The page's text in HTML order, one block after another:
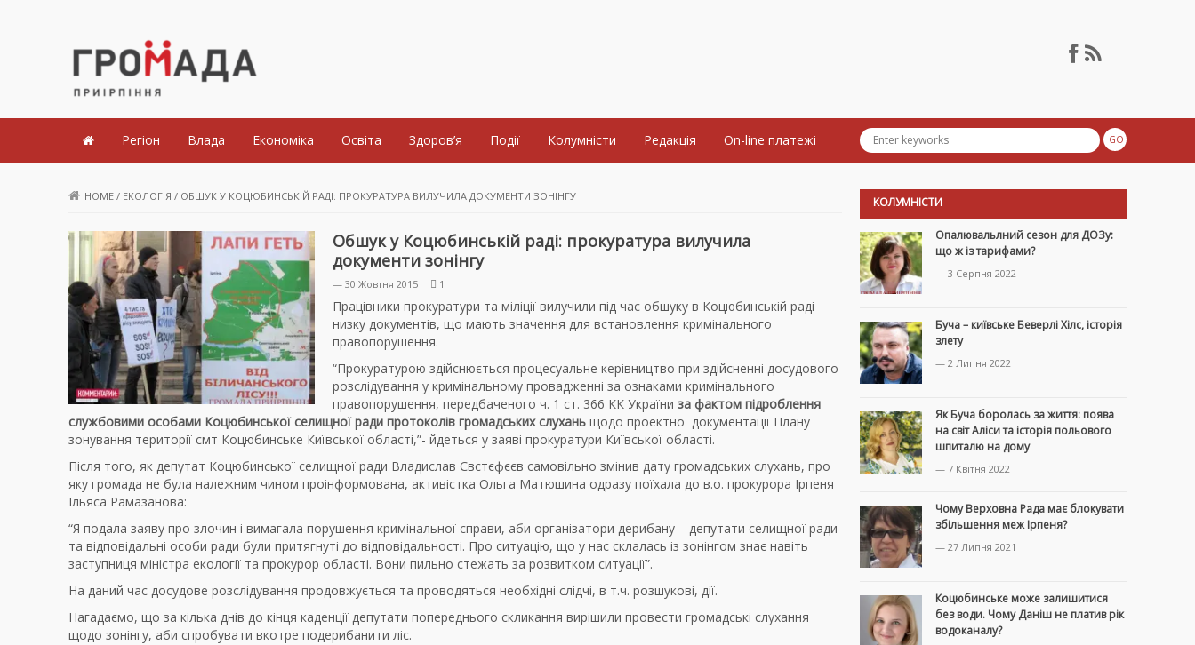
Громада Приірпіння
Регіон Влада Економіка Освіта Здоров’я Події Колумністи Редакція On-line платежі
HOME / ЕКОЛОГІЯ / ОБШУК У КОЦЮБИНСЬКІЙ РАДІ: ПРОКУРАТУРА ВИЛУЧИЛА ДОКУМЕНТИ ЗОНІНГУ
Обшук у Коцюбинській раді: прокуратура вилучила
документи зонінгу
— 30 Жовтня 2015 1
Працівники прокуратури та міліції вилучили під час обшуку в Коцюбинській раді
низку документів, що мають значення для встановлення кримінального
правопорушення.
“Прокуратурою здійснюється процесуальне керівництво при здійсненні досудового
розслідування у кримінальному провадженні за ознаками кримінального
правопорушення, передбаченого ч. 1 ст. 366 КК України за фактом підроблення
службовими особами Коцюбинської селищної ради протоколів громадських слухань щодо проектної документації Плану
зонування території смт Коцюбинське Київської області,”- йдеться у заяві прокуратури Київської області.
Після того, як депутат Коцюбинської селищної ради Владислав Євстєфєєв самовільно змінив дату громадських слухань, про
яку громада не була належним чином проінформована, активістка Ольга Матюшина одразу поїхала до в.о. прокурора Ірпеня
Ільяса Рамазанова:
“Я подала заяву про злочин і вимагала порушення кримінальної справи, аби організатори дерибану – депутати селищної ради
та відповідальні особи ради були притягнуті до відповідальності. Про ситуацію, що у нас склалась із зонінгом знає навіть
заступниця міністра екології та прокурор області. Вони пильно стежать за розвитком ситуації”.
На даний час досудове розслідування продовжується та проводяться необхідні слідчі, в т.ч. розшукові, дії.
Нагадаємо, що за кілька днів до кінця каденції депутати попереднього скликання вирішили провести громадські слухання
щодо зонінгу, аби спробувати вкотре подерибанити ліс.
КОЛУМНІСТИ
Опалювальлний сезон для ДОЗу:
що ж із тарифами?
— 3 Серпня 2022
Буча – київське Беверлі Хілс, історія
злету
— 2 Липня 2022
Як Буча боролась за життя: поява
на світ Аліси та історія польового
шпиталю на дому
— 7 Квітня 2022
Чому Верховна Рада має блокувати
збільшення меж Ірпеня?
— 27 Липня 2021
Коцюбинське може залишитися
без води. Чому Даніш не платив рік
водоканалу?